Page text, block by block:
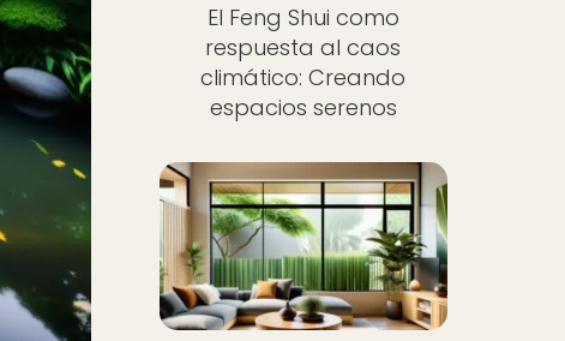
El Feng Shui como
respuesta al caos
climático: Creando
espacios serenos